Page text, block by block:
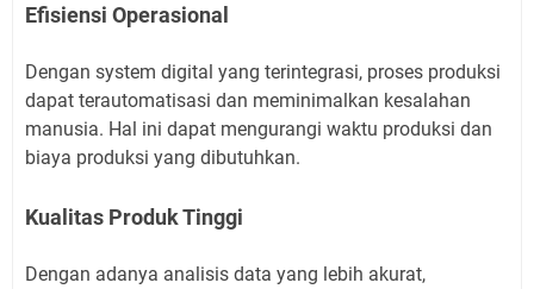
Efisiensi Operasional
Dengan system digital yang terintegrasi, proses produksi
dapat terautomatisasi dan meminimalkan kesalahan
manusia. Hal ini dapat mengurangi waktu produksi dan
biaya produksi yang dibutuhkan.
Kualitas Produk Tinggi
Dengan adanya analisis data yang lebih akurat,